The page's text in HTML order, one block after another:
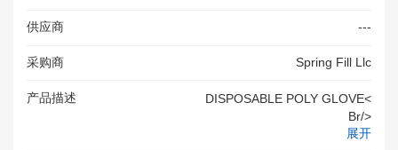
供应商 ---
采购商 Spring Fill Llc
产品描述
DISPOSABLE POLY GLOVE<
Br/>
展开